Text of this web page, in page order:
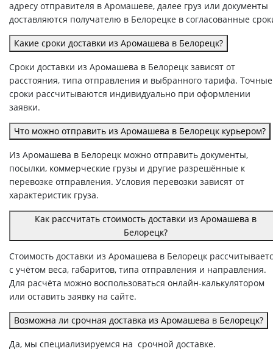
адресу отправителя в Аромашеве, далее груз или документы
доставляются получателю в Белорецке в согласованные
Какие сроки доставки из Аромашева в Белорецк?
Сроки доставки из Аромашева в Белорецк зависят от
расстояния, типа отправления и выбранного тарифа. Точные
сроки рассчитываются индивидуально при оформлении
заявки.
Что можно отправить из Аромашева в Белорецк курьером?
Из Аромашева в Белорецк можно отправить документы,
посылки, коммерческие грузы и другие разрешённые к
перевозке отправления. Условия перевозки зависят от
характеристик груза.
Как рассчитать стоимость доставки из Аромашева в
Белорецк?
Стоимость доставки из Аромашева в Белорецк
с учётом веса, габаритов, типа отправления и направления.
Для расчёта можно воспользоваться онлайн-калькулятором
или оставить заявку на сайте.
Возможна ли срочная доставка из Аромашева в Белорецк?
Да, мы специализируемся на срочной доставке.